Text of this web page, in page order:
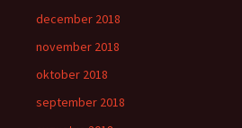
december 2018
november 2018
oktober 2018
september 2018